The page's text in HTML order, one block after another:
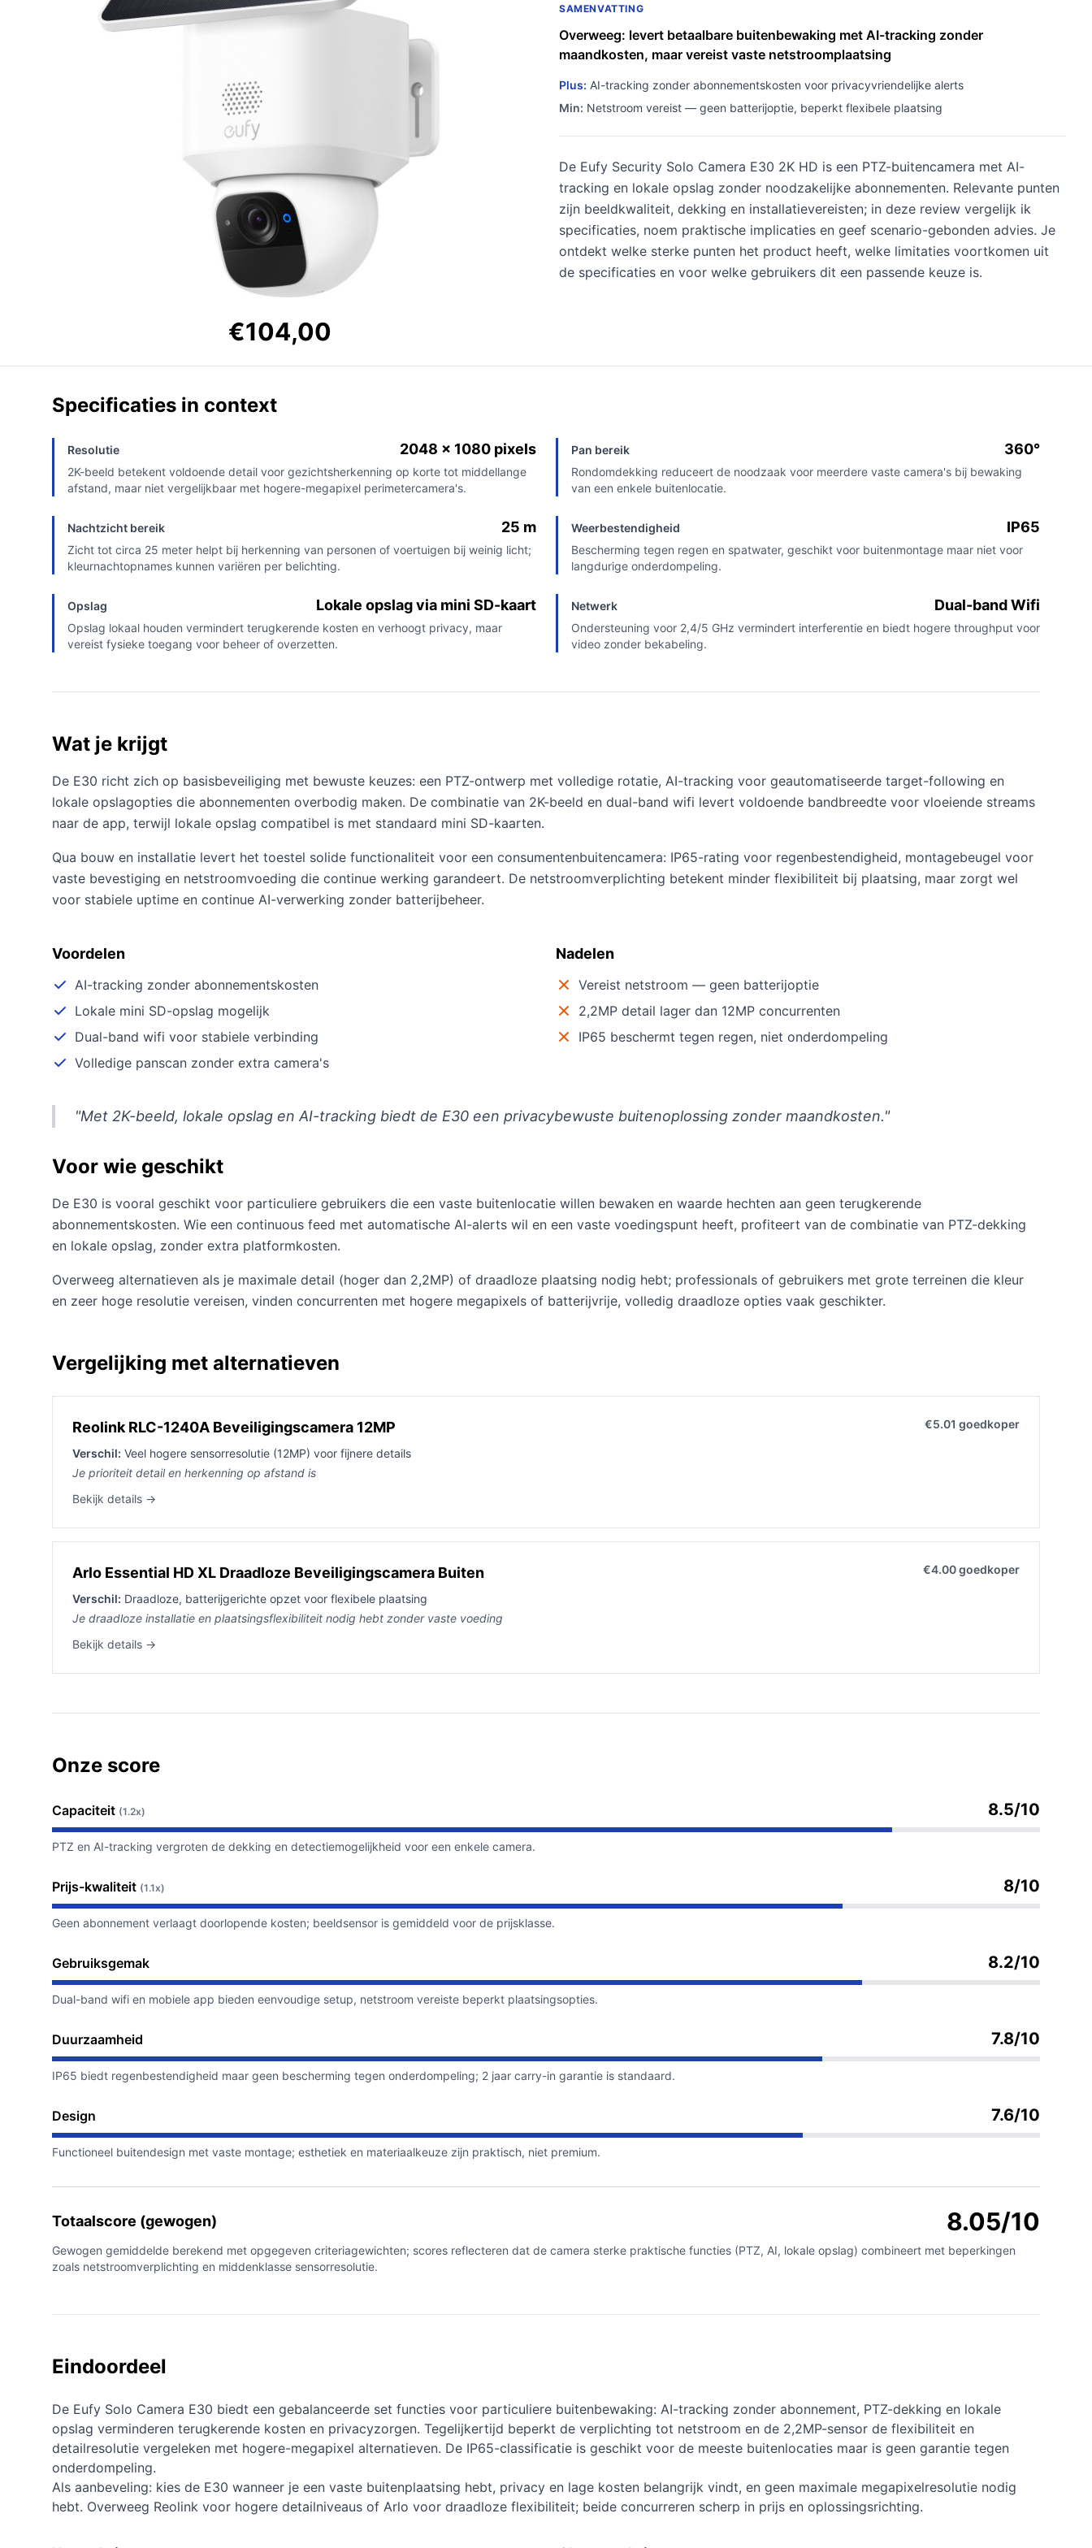
€104,00
SAMENVATTING
Overweeg: levert betaalbare buitenbewaking met AI-tracking zonder
maandkosten, maar vereist vaste netstroomplaatsing
Plus: AI-tracking zonder abonnementskosten voor privacyvriendelijke alerts
Min: Netstroom vereist — geen batterijoptie, beperkt flexibele plaatsing
De Eufy Security Solo Camera E30 2K HD is een PTZ-buitencamera met AI-
tracking en lokale opslag zonder noodzakelijke abonnementen. Relevante punten
zijn beeldkwaliteit, dekking en installatievereisten; in deze review vergelijk ik
specificaties, noem praktische implicaties en geef scenario-gebonden advies. Je
ontdekt welke sterke punten het product heeft, welke limitaties voortkomen uit
de specificaties en voor welke gebruikers dit een passende keuze is.
Specificaties in context
Resolutie 2048 x 1080 pixels
2K-beeld betekent voldoende detail voor gezichtsherkenning op korte tot middellange
afstand, maar niet vergelijkbaar met hogere-megapixel perimetercamera's.
Pan bereik 360°
Rondomdekking reduceert de noodzaak voor meerdere vaste camera's bij bewaking
van een enkele buitenlocatie.
Nachtzicht bereik 25 m
Zicht tot circa 25 meter helpt bij herkenning van personen of voertuigen bij weinig licht;
kleurnachtopnames kunnen variëren per belichting.
Weerbestendigheid IP65
Bescherming tegen regen en spatwater, geschikt voor buitenmontage maar niet voor
langdurige onderdompeling.
Opslag Lokale opslag via mini SD-kaart
Opslag lokaal houden vermindert terugkerende kosten en verhoogt privacy, maar
vereist fysieke toegang voor beheer of overzetten.
Netwerk Dual-band Wifi
Ondersteuning voor 2,4/5 GHz vermindert interferentie en biedt hogere throughput voor
video zonder bekabeling.
Wat je krijgt
De E30 richt zich op basisbeveiliging met bewuste keuzes: een PTZ-ontwerp met volledige rotatie, AI-tracking voor geautomatiseerde target-following en
lokale opslagopties die abonnementen overbodig maken. De combinatie van 2K-beeld en dual-band wifi levert voldoende bandbreedte voor vloeiende streams
naar de app, terwijl lokale opslag compatibel is met standaard mini SD-kaarten.
Qua bouw en installatie levert het toestel solide functionaliteit voor een consumentenbuitencamera: IP65-rating voor regenbestendigheid, montagebeugel voor
vaste bevestiging en netstroomvoeding die continue werking garandeert. De netstroomverplichting betekent minder flexibiliteit bij plaatsing, maar zorgt wel
voor stabiele uptime en continue AI-verwerking zonder batterijbeheer.
Voordelen
AI-tracking zonder abonnementskosten
Lokale mini SD-opslag mogelijk
Dual-band wifi voor stabiele verbinding
Volledige panscan zonder extra camera's
Nadelen
Vereist netstroom — geen batterijoptie
2,2MP detail lager dan 12MP concurrenten
IP65 beschermt tegen regen, niet onderdompeling
"Met 2K-beeld, lokale opslag en AI-tracking biedt de E30 een privacybewuste buitenoplossing zonder maandkosten."
Voor wie geschikt
De E30 is vooral geschikt voor particuliere gebruikers die een vaste buitenlocatie willen bewaken en waarde hechten aan geen terugkerende
abonnementskosten. Wie een continuous feed met automatische AI-alerts wil en een vaste voedingspunt heeft, profiteert van de combinatie van PTZ-dekking
en lokale opslag, zonder extra platformkosten.
Overweeg alternatieven als je maximale detail (hoger dan 2,2MP) of draadloze plaatsing nodig hebt; professionals of gebruikers met grote terreinen die kleur
en zeer hoge resolutie vereisen, vinden concurrenten met hogere megapixels of batterijvrije, volledig draadloze opties vaak geschikter.
Vergelijking met alternatieven
Reolink RLC-1240A Beveiligingscamera 12MP €5.01 goedkoper
Verschil: Veel hogere sensorresolutie (12MP) voor fijnere details
Je prioriteit detail en herkenning op afstand is
Bekijk details →
Arlo Essential HD XL Draadloze Beveiligingscamera Buiten €4.00 goedkoper
Verschil: Draadloze, batterijgerichte opzet voor flexibele plaatsing
Je draadloze installatie en plaatsingsflexibiliteit nodig hebt zonder vaste voeding
Bekijk details →
Onze score
Capaciteit (1.2x) 8.5/10
PTZ en AI-tracking vergroten de dekking en detectiemogelijkheid voor een enkele camera.
Prijs-kwaliteit (1.1x) 8/10
Geen abonnement verlaagt doorlopende kosten; beeldsensor is gemiddeld voor de prijsklasse.
Gebruiksgemak 8.2/10
Dual-band wifi en mobiele app bieden eenvoudige setup, netstroom vereiste beperkt plaatsingsopties.
Duurzaamheid 7.8/10
IP65 biedt regenbestendigheid maar geen bescherming tegen onderdompeling; 2 jaar carry-in garantie is standaard.
Design 7.6/10
Functioneel buitendesign met vaste montage; esthetiek en materiaalkeuze zijn praktisch, niet premium.
Totaalscore (gewogen) 8.05/10
Gewogen gemiddelde berekend met opgegeven criteriagewichten; scores reflecteren dat de camera sterke praktische functies (PTZ, AI, lokale opslag) combineert met beperkingen
zoals netstroomverplichting en middenklasse sensorresolutie.
Eindoordeel
De Eufy Solo Camera E30 biedt een gebalanceerde set functies voor particuliere buitenbewaking: AI-tracking zonder abonnement, PTZ-dekking en lokale
opslag verminderen terugkerende kosten en privacyzorgen. Tegelijkertijd beperkt de verplichting tot netstroom en de 2,2MP-sensor de flexibiliteit en
detailresolutie vergeleken met hogere-megapixel alternatieven. De IP65-classificatie is geschikt voor de meeste buitenlocaties maar is geen garantie tegen
onderdompeling.
Als aanbeveling: kies de E30 wanneer je een vaste buitenplaatsing hebt, privacy en lage kosten belangrijk vindt, en geen maximale megapixelresolutie nodig
hebt. Overweeg Reolink voor hogere detailniveaus of Arlo voor draadloze flexibiliteit; beide concurreren scherp in prijs en oplossingsrichting.